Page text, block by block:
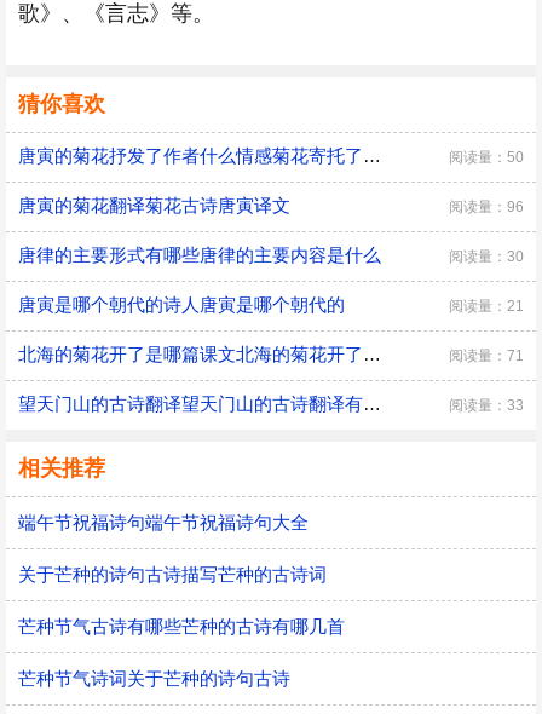
歌》、《言志》等。
猜你喜欢
唐寅的菊花抒发了作者什么情感菊花寄托了诗人怎样的思想感情 阅读量：50
唐寅的菊花翻译菊花古诗唐寅译文 阅读量：96
唐律的主要形式有哪些唐律的主要内容是什么 阅读量：30
唐寅是哪个朝代的诗人唐寅是哪个朝代的 阅读量：21
北海的菊花开了是哪篇课文北海的菊花开了是什么意思 阅读量：71
望天门山的古诗翻译望天门山的古诗翻译有哪些 阅读量：33
相关推荐
端午节祝福诗句端午节祝福诗句大全
关于芒种的诗句古诗描写芒种的古诗词
芒种节气古诗有哪些芒种的古诗有哪几首
芒种节气诗词关于芒种的诗句古诗